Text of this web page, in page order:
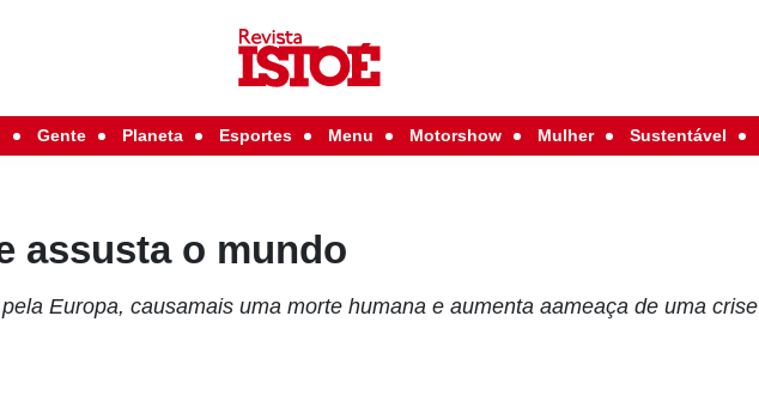
Gente Planeta Esportes Menu Motorshow Mulher Sustentável
assusta o mundo
Europa, causamais uma morte humana e aumenta aameaça de uma crise